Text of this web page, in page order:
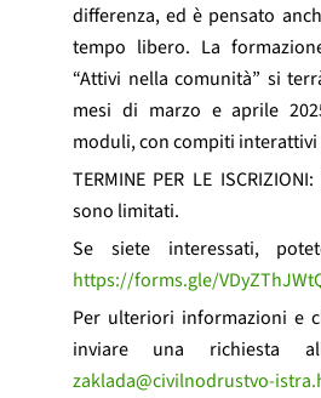
differenza, ed è pensato
tempo libero. La
“Attivi nella comunità” si
mesi di marzo e aprile
moduli, con compiti
TERMINE PER LE
sono limitati.
Se siete interessati,
https://forms.gle/
Per ulteriori informazioni e
inviare una richiesta
zaklada@civilnodrustvo-